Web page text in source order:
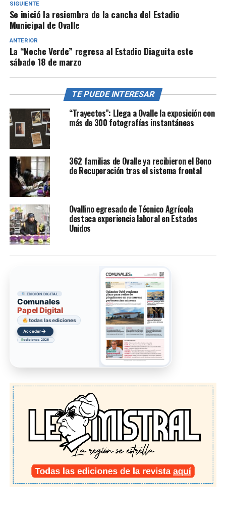
SIGUIENTE
Se inició la resiembra de la cancha del Estadio
Municipal de Ovalle
ANTERIOR
La “Noche Verde” regresa al Estadio Diaguita este
sábado 18 de marzo
TE PUEDE INTERESAR
“Trayectos”: Llega a Ovalle la exposición con
más de 300 fotografías instantáneas
362 familias de Ovalle ya recibieron el Bono
de Recuperación tras el sistema frontal
Ovallino egresado de Técnico Agrícola
destaca experiencia laboral en Estados
Unidos
EDICIÓN DIGITAL
Comunales
Papel Digital
todas las ediciones
Acceder→
ediciones 2026